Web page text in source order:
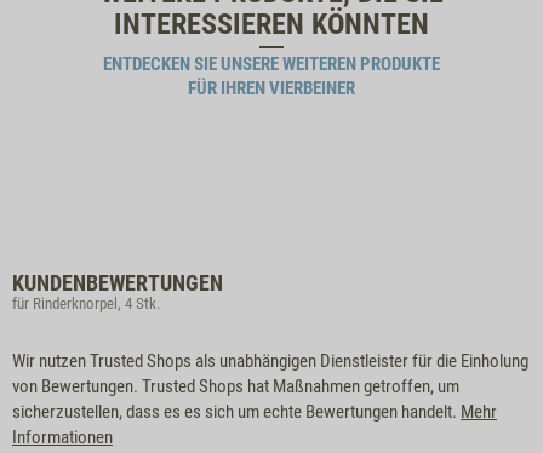
INTERESSIEREN KÖNNTEN
ENTDECKEN SIE UNSERE WEITEREN PRODUKTE
FÜR IHREN VIERBEINER
KUNDENBEWERTUNGEN
für Rinderknorpel, 4 Stk.
Wir nutzen Trusted Shops als unabhängigen Dienstleister für die Einholung
von Bewertungen. Trusted Shops hat Maßnahmen getroffen, um
sicherzustellen, dass es es sich um echte Bewertungen handelt. Mehr
Informationen